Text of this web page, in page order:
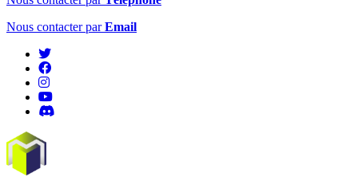
Nous contacter parEmail